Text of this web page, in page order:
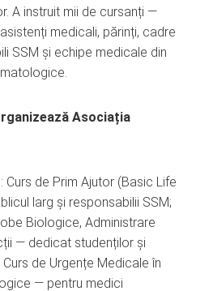
A instruit mii de cursanți —
medicali, părinți, cadre
SSM și echipe medicale din
Asociația
Curs de Prim Ajutor (Basic Life
larg și responsabilii SSM;
Biologice, Administrare
— dedicat studenților și
de Urgențe Medicale în
— pentru medici